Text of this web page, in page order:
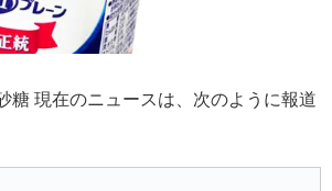
糖 現在のニュースは、次のように報道